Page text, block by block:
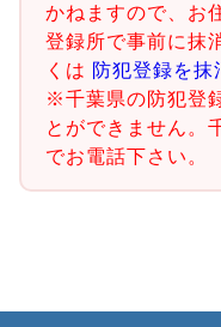
かねますので、お
登録所で事前に抹
くは 防犯登録を抹
※千葉県の防犯登
とができません。
でお電話下さい。